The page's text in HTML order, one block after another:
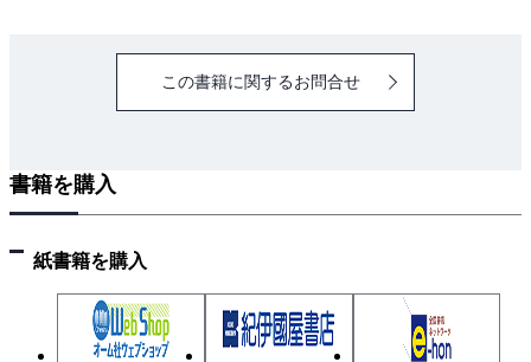
第4章 対人競技ロボット
応
4.3 ラリーの実現から対人インタラクションまで
5.1 人間拡張とは
5.2 能力の拡張
この書籍に関するお問合せ
書籍を購入
紙書籍を購入